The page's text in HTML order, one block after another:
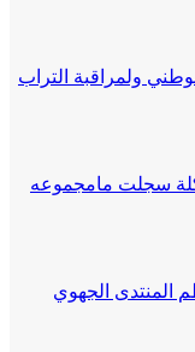
ولمراقبة التراب
سجلت مامجموعه
المنتدى الجهوي